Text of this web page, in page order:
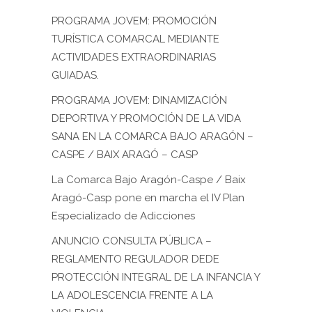
PROGRAMA JOVEM: PROMOCIÓN
TURÍSTICA COMARCAL MEDIANTE
ACTIVIDADES EXTRAORDINARIAS
GUIADAS.
PROGRAMA JOVEM: DINAMIZACIÓN
DEPORTIVA Y PROMOCIÓN DE LA VIDA
SANA EN LA COMARCA BAJO ARAGÓN –
CASPE / BAIX ARAGÓ – CASP
La Comarca Bajo Aragón-Caspe / Baix
Aragó-Casp pone en marcha el IV Plan
Especializado de Adicciones
ANUNCIO CONSULTA PÚBLICA –
REGLAMENTO REGULADOR DEDE
PROTECCIÓN INTEGRAL DE LA INFANCIA Y
LA ADOLESCENCIA FRENTE A LA